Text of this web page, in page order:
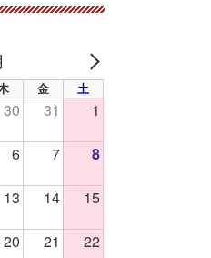
NEXT
金 土
30 31 1
6 7 8
13 14 15
20 21 22